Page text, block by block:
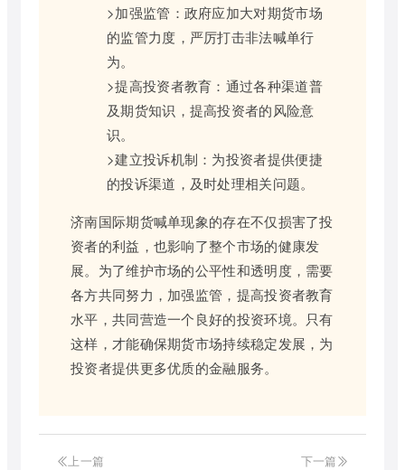
>加强监管：政府应加大对期货市场
的监管力度，严厉打击非法喊单行
为。
>提高投资者教育：通过各种渠道普
及期货知识，提高投资者的风险意
识。
>建立投诉机制：为投资者提供便捷
的投诉渠道，及时处理相关问题。
济南国际期货喊单现象的存在不仅损害了投
资者的利益，也影响了整个市场的健康发
展。为了维护市场的公平性和透明度，需要
各方共同努力，加强监管，提高投资者教育
水平，共同营造一个良好的投资环境。只有
这样，才能确保期货市场持续稳定发展，为
投资者提供更多优质的金融服务。
上一篇 下一篇